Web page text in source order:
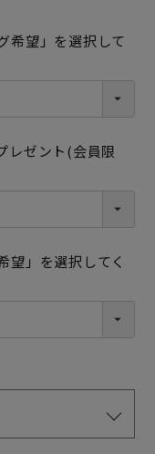
希望」を選択して
レゼント(会員限
望」を選択してく